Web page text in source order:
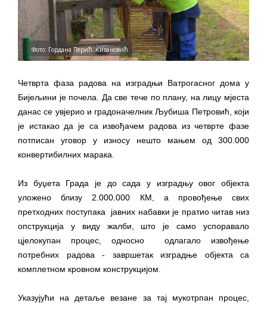
Фото: Гордана Перић Живановић
Четврта фаза радова на изградњи Ватрогасног дома у
Бијељини је почела. Да све тече по плану, на лицу мјеста
данас се увјерио и градоначелник Љубиша Петровић, који
је истакао да је са извођачем радова из четврте фазе
потписан уговор у износу нешто мањем од 300.000
конвертибилних марака.
Из буџета Града је до сада у изградњу овог објекта
уложено близу 2.000.000 КМ, а провођење свих
претходних поступака јавних набавки је пратио читав низ
опструкција у виду жалби, што је само успоравало
цјелокупан процес, односно одлагало извођење
потребних радова - завршетак изградње објекта са
комплетном кровном конструкцијом.
Указујући на детаље везане за тај мукотрпан процес,